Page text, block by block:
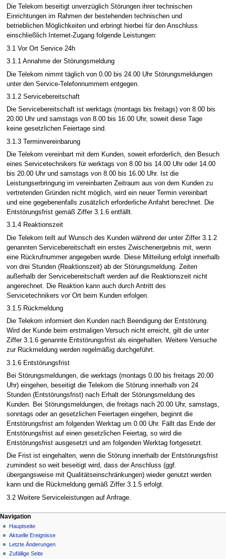
Die Telekom beseitigt unverzüglich Störungen ihrer technischen
Einrichtungen im Rahmen der bestehenden technischen und
betrieblichen Möglichkeiten und erbringt hierbei für den Anschluss
einschließlich Internet-Zugang folgende Leistungen:
3.1 Vor Ort Service 24h
3.1.1 Annahme der Störungsmeldung
Die Telekom nimmt täglich von 0.00 bis 24.00 Uhr Störungsmeldungen
unter den Service-Telefonnummern entgegen.
3.1.2 Servicebereitschaft
Die Servicebereitschaft ist werktags (montags bis freitags) von 8.00 bis
20.00 Uhr und samstags von 8.00 bis 16.00 Uhr, soweit diese Tage
keine gesetzlichen Feiertage sind.
3.1.3 Terminvereinbarung
Die Telekom vereinbart mit dem Kunden, soweit erforderlich, den Besuch
eines Servicetechnikers für werktags von 8.00 bis 14.00 Uhr oder 14.00
bis 20.00 Uhr und samstags von 8.00 bis 16.00 Uhr. Ist die
Leistungserbringung im vereinbarten Zeitraum aus von dem Kunden zu
vertretenden Gründen nicht möglich, wird ein neuer Termin vereinbart
und eine gegebenenfalls zusätzlich erforderliche Anfahrt berechnet. Die
Entstörungsfrist gemäß Ziffer 3.1.6 entfällt.
3.1.4 Reaktionszeit
Die Telekom teilt auf Wunsch des Kunden während der unter Ziffer 3.1.2
genannten Servicebereitschaft ein erstes Zwischenergebnis mit, wenn
eine Rückrufnummer angegeben wurde. Diese Mitteilung erfolgt innerhalb
von drei Stunden (Reaktionszeit) ab der Störungsmeldung. Zeiten
außerhalb der Servicebereitschaft werden auf die Reaktionszeit nicht
angerechnet. Die Reaktion kann auch durch Antritt des
Servicetechnikers vor Ort beim Kunden erfolgen.
3.1.5 Rückmeldung
Die Telekom informiert den Kunden nach Beendigung der Entstörung.
Wird der Kunde beim erstmaligen Versuch nicht erreicht, gilt die unter
Ziffer 3.1.6 genannte Entstörungsfrist als eingehalten. Weitere Versuche
zur Rückmeldung werden regelmäßig durchgeführt.
3.1.6 Entstörungsfrist
Bei Störungsmeldungen, die werktags (montags 0.00 bis freitags 20.00
Uhr) eingehen, beseitigt die Telekom die Störung innerhalb von 24
Stunden (Entstörungsfrist) nach Erhalt der Störungsmeldung des
Kunden. Bei Störungsmeldungen, die freitags nach 20.00 Uhr, samstags,
sonntags oder an gesetzlichen Feiertagen eingehen, beginnt die
Entstörungsfrist am folgenden Werktag um 0.00 Uhr. Fällt das Ende der
Entstörungsfrist auf einen gesetzlichen Feiertag, so wird die
Entstörungsfrist ausgesetzt und am folgenden Werktag fortgesetzt.
Die Frist ist eingehalten, wenn die Störung innerhalb der Entstörungsfrist
zumindest so weit beseitigt wird, dass der Anschluss (ggf.
übergangsweise mit Qualitätseinschränkungen) wieder genutzt werden
kann und die Rückmeldung gemäß Ziffer 3.1.5 erfolgt.
3.2 Weitere Serviceleistungen auf Anfrage.
Navigation
Hauptseite
Aktuelle Ereignisse
Letzte Änderungen
Zufällige Seite